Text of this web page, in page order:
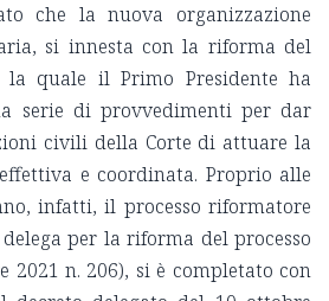
che la nuova organizzazione
si innesta con la riforma del
la quale il Primo Presidente ha
serie di provvedimenti per dar
civili della Corte di attuare la
e coordinata. Proprio alle
infatti, il processo riformatore
per la riforma del processo
2021 n. 206), si è completato con